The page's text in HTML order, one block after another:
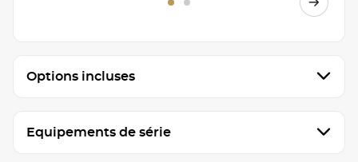
Options incluses
Equipements de série